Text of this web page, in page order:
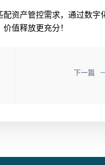
资产管控需求，通过数
值释放更充分！
下一篇